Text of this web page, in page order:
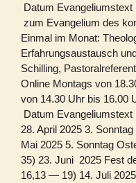
Datum Evangeliumstext
zum Evangelium des
Einmal im Monat:
Erfahrungsaustausch
Schilling,
Online Montags von
von 14.30 Uhr bis 16.00
Datum Evangeliumstext
28. April 2025 3.
Mai 2025 5. Sonntag
35) 23. Juni 2025 Fest
16,13 — 19) 14. Juli